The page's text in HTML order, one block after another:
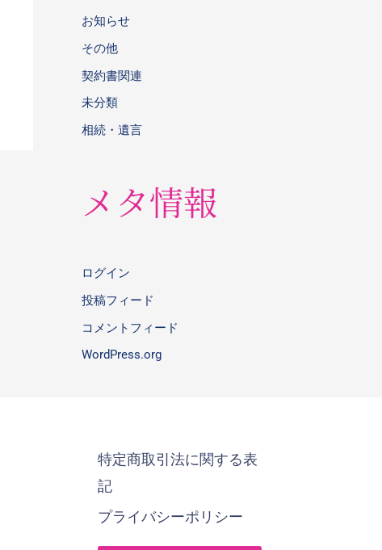
お知らせ
その他
契約書関連
未分類
相続・遺言
メタ情報
ログイン
投稿フィード
コメントフィード
WordPress.org
特定商取引法に関する表
記
プライバシーポリシー